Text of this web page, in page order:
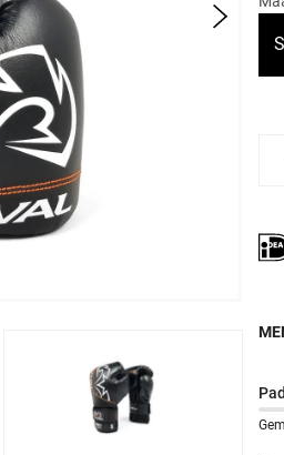
S
Aantal verlagen voor Rival
Aantal verhogen